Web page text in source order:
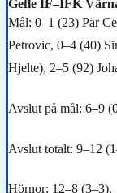
Gefle IF–IFK
Mål: 0–1 (23) Pär
Petrovic, 0–4 (40)
Hjelte), 2–5 (92)
Avslut på mål: 6–9
Avslut totalt: 9–12
Hörnor: 12–8 (3–3).